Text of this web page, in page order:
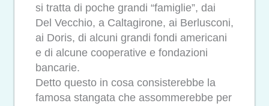
si tratta di poche grandi “famiglie”, dai
Del Vecchio, a Caltagirone, ai Berlusconi,
ai Doris, di alcuni grandi fondi americani
e di alcune cooperative e fondazioni
bancarie.
Detto questo in cosa consisterebbe la
famosa stangata che assommerebbe per